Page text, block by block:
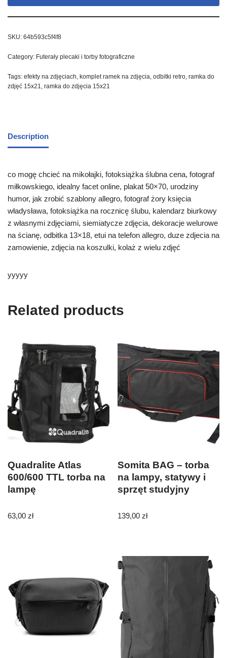
SKU: 64b593c5f4f8
Category: Futerały plecaki i torby fotograficzne
Tags: efekty na zdjęciach, komplet ramek na zdjęcia, odbitki retro, ramka do
zdjęć 15x21, ramka do zdjęcia 15x21
Description
co mogę chcieć na mikołajki, fotoksiążka ślubna cena, fotograf
miłkowskiego, idealny facet online, plakat 50×70, urodziny
humor, jak zrobić szablony allegro, fotograf żory księcia
władysława, fotoksiążka na rocznicę ślubu, kalendarz biurkowy
z własnymi zdjęciami, siemiatycze zdjęcia, dekoracje welurowe
na ścianę, odbitka 13×18, etui na telefon allegro, duze zdjecia na
zamowienie, zdjęcia na koszulki, kolaż z wielu zdjęć
yyyyy
Related products
Quadralite Atlas
600/600 TTL torba na
lampę
63,00 zł
Somita BAG – torba
na lampy, statywy i
sprzęt studyjny
139,00zł